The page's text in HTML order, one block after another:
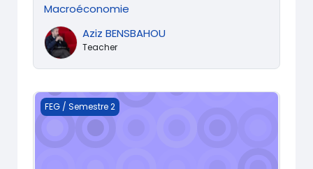
Macroéconomie
Aziz BENSBAHOU
Teacher
Management II
FEG / Semestre 2